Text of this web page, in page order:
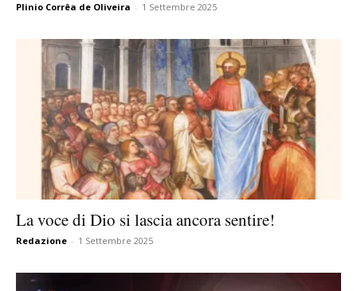
Plinio Corrêa de Oliveira - 1 Settembre 2025
La voce di Dio si lascia ancora sentire!
Redazione - 1 Settembre 2025